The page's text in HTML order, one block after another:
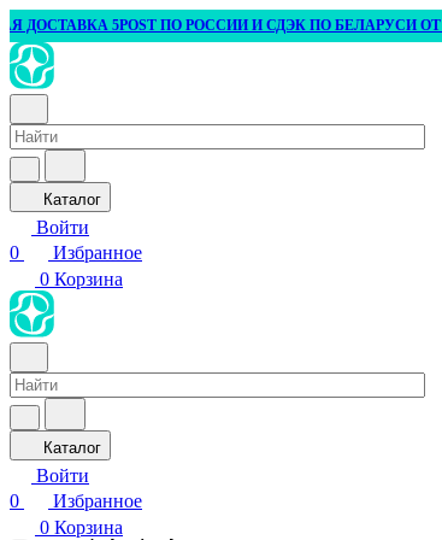
5POST ПО РОССИИ И СДЭК ПО БЕЛАРУСИ ОТ 3 000 ₽
Каталог
Войти
0
Избранное
0 Корзина
Каталог
Войти
0
Избранное
0 Корзина